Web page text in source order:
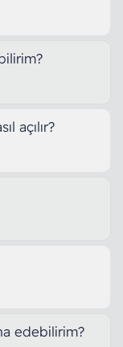
açılır?
edebilirim?